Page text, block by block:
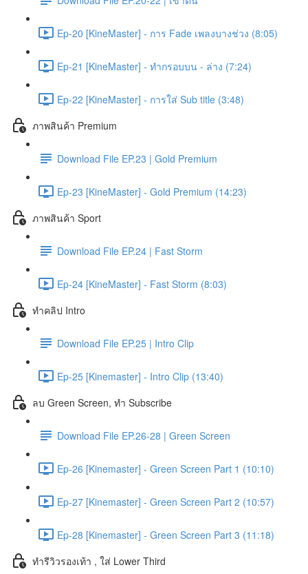
Ep-20 [KineMaster] - การ Fade เพลงบางช่วง (8:05)
Ep-21 [KineMaster] - ทำกรอบบน - ล่าง (7:24)
Ep-22 [KineMaster] - การใส่ Sub title (3:48)
ภาพสินค้า Premium
Download File EP.23 | Gold Premium
Ep-23 [KineMaster] - Gold Premium (14:23)
ภาพสินค้า Sport
Download File EP.24 | Fast Storm
Ep-24 [KineMaster] - Fast Storm (8:03)
ทำคลิป Intro
Download File EP.25 | Intro Clip
Ep-25 [Kinemaster] - Intro Clip (13:40)
ลบ Green Screen, ทำ Subscribe
Download File EP.26-28 | Green Screen
Ep-26 [Kinemaster] - Green Screen Part 1 (10:10)
Ep-27 [Kinemaster] - Green Screen Part 2 (10:57)
Ep-28 [Kinemaster] - Green Screen Part 3 (11:18)
ทำรีวิวรองเท้า , ใส่ Lower Third